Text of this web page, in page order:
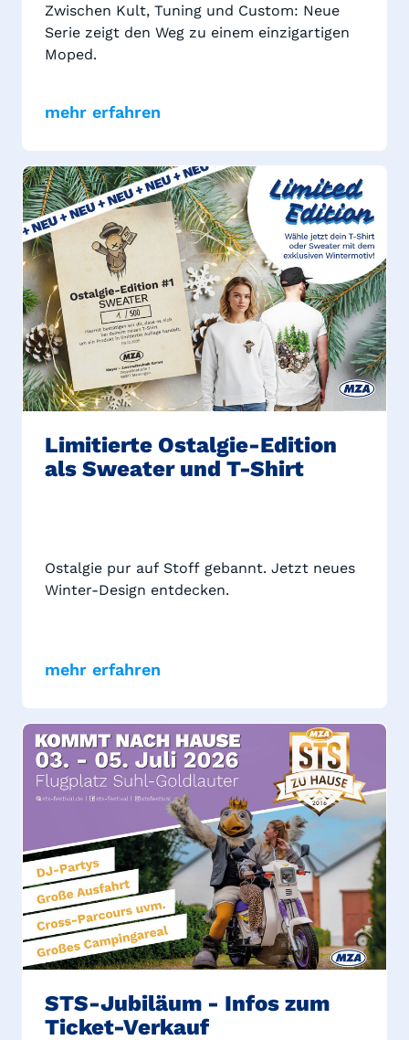
Zwischen Kult, Tuning und Custom: Neue
Serie zeigt den Weg zu einem einzigartigen
Moped.
mehr erfahren
Limitierte Ostalgie-Edition
als Sweater und T-Shirt
Ostalgie pur auf Stoff gebannt. Jetzt neues
Winter-Design entdecken.
mehr erfahren
STS-Jubiläum - Infos zum
Ticket-Verkauf